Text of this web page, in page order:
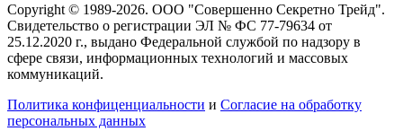
Copyright © 1989-2026. ООО "Совершенно Секретно Трейд".
Свидетельство о регистрации ЭЛ № ФС 77-79634 от
25.12.2020 г., выдано Федеральной службой по надзору в
сфере связи, информационных технологий и массовых
коммуникаций.
Политика конфиценциальности и Согласие на обработку
персональных данных